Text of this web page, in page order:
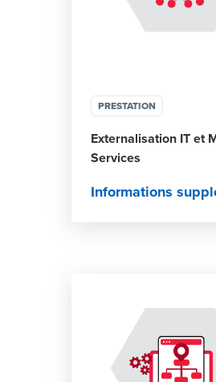
PRESTATION
Externalisation IT et
Services
Informations